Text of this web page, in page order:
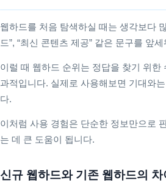
웹하드를 처음 탐색하실 때는 생각보다
드”, “최신 콘텐츠 제공” 같은 문구를 앞
이럴 때 웹하드 순위는 정답을 찾기 위한
과적입니다. 실제로 사용해보면 기대와
다.
이처럼 사용 경험은 단순한 정보만으로
는 데 큰 도움이 됩니다.
신규 웹하드와 기존 웹하드의 차